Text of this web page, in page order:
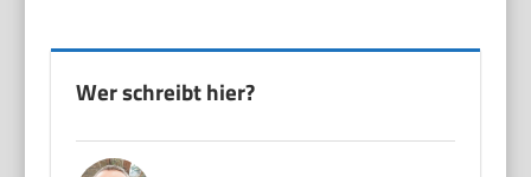
Wer schreibt hier?